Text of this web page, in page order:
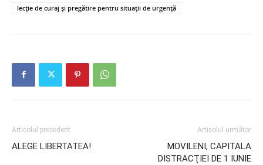
lecție de curaj și pregătire pentru situații de urgență
Articolul precedent
ALEGE LIBERTATEA!
Articolul următor
MOVILENI, CAPITALA
DISTRACŢIEI DE 1 IUNIE